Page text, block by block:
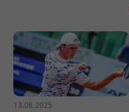
13.08.2025